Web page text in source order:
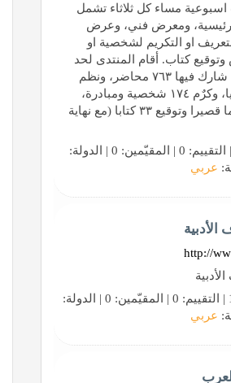
اسبوعية مساء كل ثلاثاء تشمل
ومعرض فني، وعرض
او التكريم لشخصية او
كتاب. أقام المنتدى لحد
الان ٤٥٧ ندوة، شارك فيها ٧٦٣ محاضر، ونظم
١٣١ معرضا فنيا، وكرٌم ١٧٤ شخصية ومبادرة،
وعرض ٩٩ فيلما قصيرا وتوقيع ٣٣ كتابا (مع نهاية
عربي
الأدبية
http://
عربي